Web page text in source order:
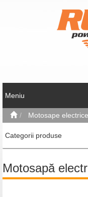
Meniu
Motosape electrice
Categorii produse
Motosapă